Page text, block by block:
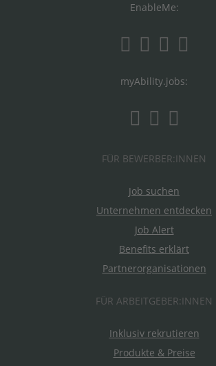
EnableMe:
myAbility.jobs:
FÜR BEWERBER:INNEN
Job suchen
Unternehmen entdecken
Job Alert
Benefits erklärt
Partnerorganisationen
FÜR ARBEITGEBER:INNEN
Inklusiv rekrutieren
Produkte & Preise